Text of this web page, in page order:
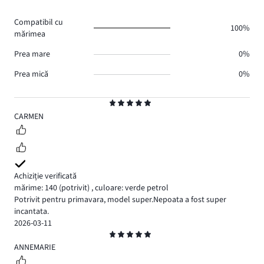
5
CARMEN
Achiziție verificată
mărime: 140 (potrivit) ,culoare: verde petrol
Potrivit pentru primavara, model super.Nepoata a fost super
incantata.
2026-03-11
5
ANNEMARIE
Compatibil cu
mărimea
100%
Prea mare
0%
Prea mică
0%